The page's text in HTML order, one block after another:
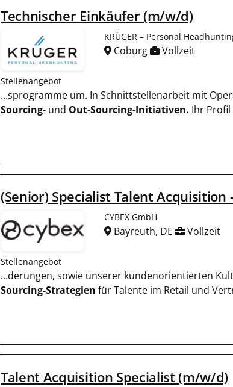
Technischer Einkäufer (m/w/d)
KRÜGER – Personal
Coburg Vollzeit
Stellenangebot
...sprogramme um. In Schnittstellenarbeit mit
Sourcing- und Out-Sourcing-Initiativen. Ihr Profil
(Senior) Specialist Talent
CYBEX GmbH
Bayreuth, DE Vollzeit
Stellenangebot
...derungen, sowie unserer kundenorientierten
Sourcing-Strategien für Talente im Retail und
Talent Acquisition Specialist (m/w/d)